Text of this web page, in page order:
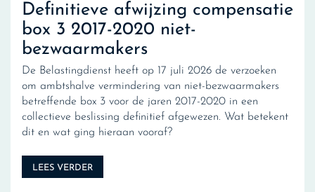
Definitieve afwijzing compensatie
box 3 2017-2020 niet-
bezwaarmakers
De Belastingdienst heeft op 17 juli 2026 de verzoeken
om ambtshalve vermindering van niet-bezwaarmakers
betreffende box 3 voor de jaren 2017-2020 in een
collectieve beslissing definitief afgewezen. Wat betekent
dit en wat ging hieraan vooraf?
LEES VERDER